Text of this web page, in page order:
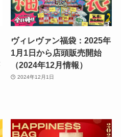
ヴィレヴァン福袋：2025年
1月1日から店頭販売開始
（2024年12月情報）
2024年12月1日